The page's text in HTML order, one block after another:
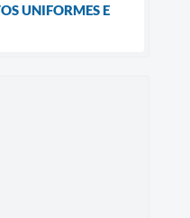
UNIFORMES E